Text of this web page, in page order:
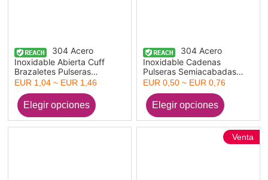
304 Acero
Inoxidable Abierta Cuff
Brazaletes Pulseras
Multicolor Base Camafeo
Diámetro, 1 Unidad
EUR 1,04 ~ EUR 1,46
304 Acero
Inoxidable Cadenas
Pulseras Semiacabadas
para Hacer Joyas Hechas a
17cm longitud, 1 Unidad
EUR 0,50 ~ EUR 0,76
Venta